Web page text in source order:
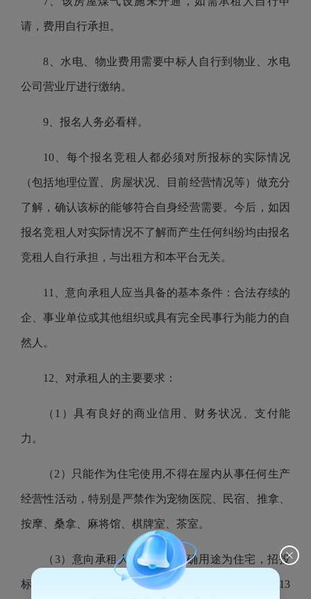
请，费用自行承担。
8、水电、物业费用需要中标人自行到物业、水电
公司营业厅进行缴纳。
9、报名人务必看样。
10、每个报名竞租人都必须对所报标的实际情况
（包括地理位置、房屋状况、目前经营情况等）做充分
了解，确认该标的能够符合自身经营需要。今后，如因
报名竞租人对实际情况不了解而产生任何纠纷均由报名
竞租人自行承担，与出租方和本平台无关。
11、意向承租人应当具备的基本条件：合法存续的
企、事业单位或其他组织或具有完全民事行为能力的自
然人。
12、对承租人的主要要求：
（1）具有良好的商业信用、财务状况、支付能
力。
（2）只能作为住宅使用,不得在屋内从事任何生产
经营性活动，特别是严禁作为宠物医院、民宿、推拿、
按摩、桑拿、麻将馆、棋牌室、茶室。
（3）意向承租人报名时须明确用途为住宅，招投
标实际租赁用途与报名时一致（填写《文庭雅居2#楼13